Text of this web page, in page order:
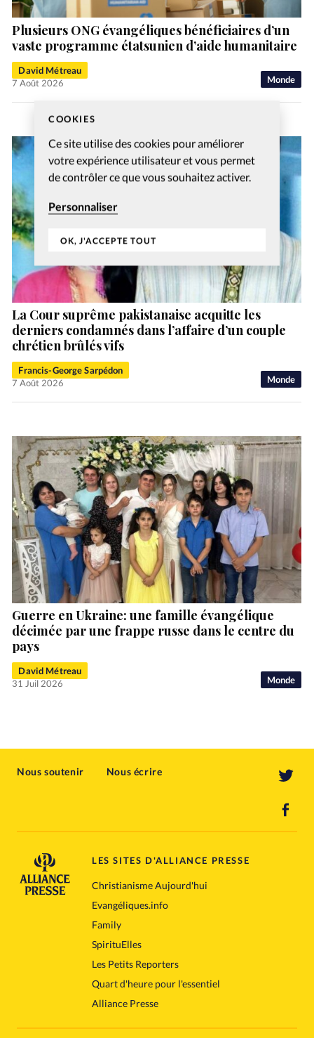
COOKIES
Ce site utilise des cookies pour améliorer
votre expérience utilisateur et vous permet
de contrôler ce que vous souhaitez activer.
Personnaliser
OK, J'ACCEPTE TOUT
Monde
Plusieurs ONG évangéliques bénéficiaires d’un
vaste programme étatsunien d’aide humanitaire
David Métreau
7 Août 2026
Monde
La Cour suprême pakistanaise acquitte les
derniers condamnés dans l’affaire d’un couple
chrétien brûlés vifs
Francis-George Sarpédon
7 Août 2026
Monde
Guerre en Ukraine: une famille évangélique
décimée par une frappe russe dans le centre du
pays
David Métreau
31 Juil 2026
Nous soutenir Nous écrire
LES SITES D'ALLIANCE PRESSE
Christianisme Aujourd'hui
Evangéliques.info
Family
SpirituElles
Les Petits Reporters
Quart d'heure pour l'essentiel
Alliance Presse